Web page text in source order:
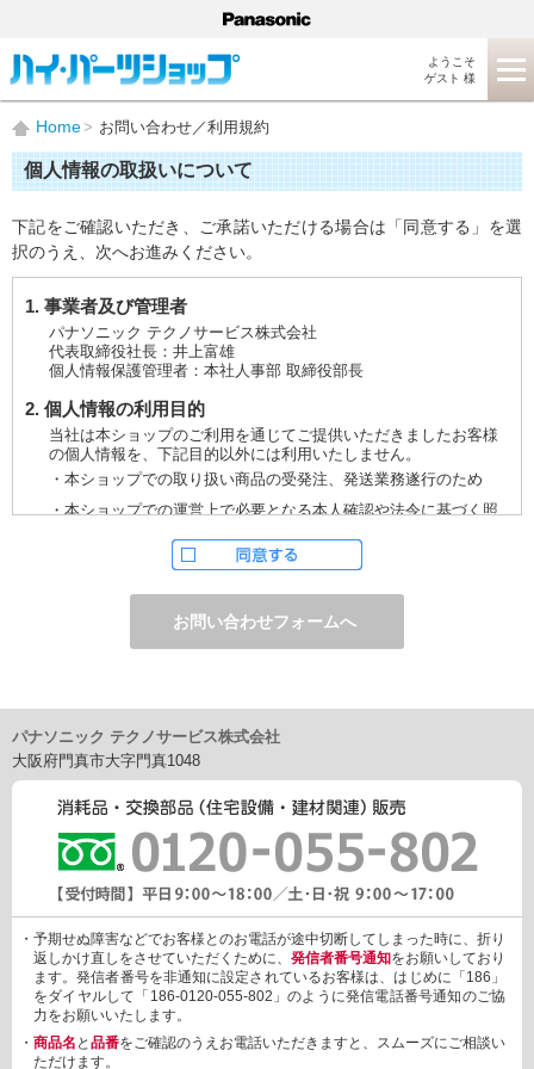
ようこそ
ゲスト 様
Home お問い合わせ／利用規約
個人情報の取扱いについて
下記をご確認いただき、ご承諾いただける場合は「同意する」を選
択のうえ、次へお進みください。
1. 事業者及び管理者
パナソニック テクノサービス株式会社
代表取締役社長：井上富雄
個人情報保護管理者：本社人事部 取締役部長
2. 個人情報の利用目的
当社は本ショップのご利用を通じてご提供いただきましたお客様
の個人情報を、下記目的以外には利用いたしません。
・本ショップでの取り扱い商品の受発注、発送業務遂行のため
・本ショップでの運営上で必要となる本人確認や法令に基づく照
ただし、お申し込みフォーム上でご希望の方のみに、下記サービ
・電子メール、ダイレクトメールなどによる情報のご提供
（1）ご提供情報の分野
・住宅関連設備・建材、家電製品、住まいづくり(新築・リフォー
車載関連商品など
（2）ご提供情報の概要
・商品、サービスに関するご提案
・商品サポート、メンテナンスに関するご提案
・キャンペーン、フェアー、イベントに関する情報ご提供
・アンケート、商品モニターに関する情報ご提供など
3. 個人情報の提供
あらかじめご本人様からご了解いただいている場合や法令で認め
られている場合を除き、個人情報を第三者に提供または開示いた
しません。
しかしながら、お客様がクレジットカード決済をご利用される場
合に限り、カード発行会社が行なう不正利用検知・防止「3Dセキ
ュア2.0」のために、お客様が利用するカード発行会社及び、決済
代行会社：GMOペイメントゲートウェイ（第三者）に、下記の情
報を開示し、本人認証を行います。
・金額など、決済に関する情報
パナソニック テクノサービス株式会社
大阪府門真市大字門真1048
・予期せぬ障害などでお客様とのお電話が途中切断してしまった時に、折り
返しかけ直しをさせていただくために、 発信者番号通知をお願いしており
ます。発信者番号を非通知に設定されているお客様は、はじめに「186」
をダイヤルして「186-0120-055-802」のように発信電話番号通知のご協
力をお願いいたします。
・ 商品名 と 品番をご確認のうえお電話いただきますと、スムーズにご相談い
ただけます。